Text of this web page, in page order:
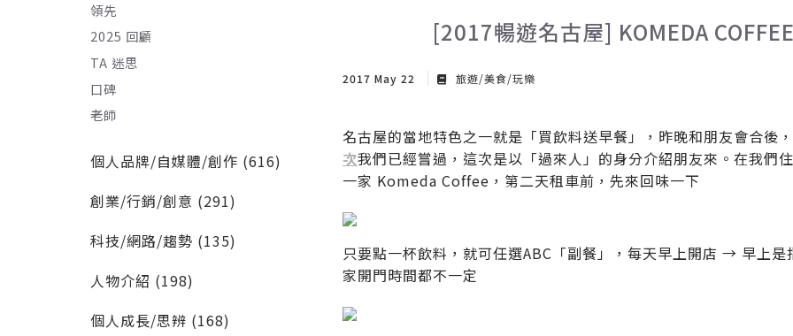
領先
2025 回顧
TA 迷思
口碑
老師
個人品牌/自媒體/創作 (616)
創業/行銷/創意 (291)
科技/網路/趨勢 (135)
人物介紹 (198)
個人成長/思辨 (168)
[2017暢遊名古屋] KOMEDA
2017 May 22 旅遊/美食/玩樂
名古屋的當地特色之一就是「買飲料送早餐」，昨晚和朋友會合後
次我們已經嘗過，這次是以「過來人」的身分介紹朋友來。在我
一家 Komeda Coffee，第二天租車前，先來回味一下
只要點一杯飲料，就可任選ABC「副餐」，每天早上開店 → 早上
家開門時間都不一定